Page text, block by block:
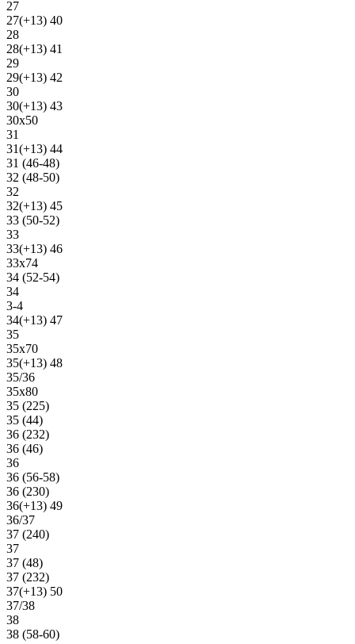
27
27(+13) 40
28
28(+13) 41
29
29(+13) 42
30
30(+13) 43
30х50
31
31(+13) 44
31 (46-48)
32 (48-50)
32
32(+13) 45
33 (50-52)
33
33(+13) 46
33х74
34 (52-54)
34
3-4
34(+13) 47
35
35х70
35(+13) 48
35/36
35х80
35 (225)
35 (44)
36 (232)
36 (46)
36
36 (56-58)
36 (230)
36(+13) 49
36/37
37 (240)
37
37 (48)
37 (232)
37(+13) 50
37/38
38
38 (58-60)